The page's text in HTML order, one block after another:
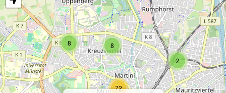
2
8 8
72